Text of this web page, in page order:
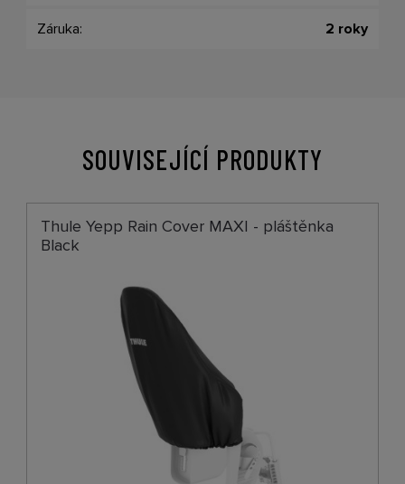
Záruka: 2 roky
SOUVISEJÍCÍ PRODUKTY
Thule Yepp Rain Cover MAXI - pláštěnka
Black